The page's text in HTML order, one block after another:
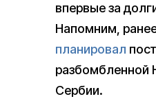
впервые за
Напомним,
планировал
разбомбленной
Сербии.